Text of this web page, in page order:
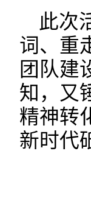
此次
词、重
团队建
知，又
精神转
新时代